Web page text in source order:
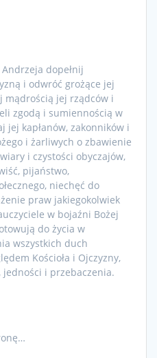
dopełnij
i odwróć grożące jej
mądrością jej rządców i
zgodą i sumiennością w
jej kapłanów, zakonników i
i żarliwych o zbawienie
i czystości obyczajów,
pijaństwo,
niechęć do
praw jakiegokolwiek
w bojaźni Bożej
do życia w
wszystkich duch
Kościoła i Ojczyzny,
i przebaczenia.